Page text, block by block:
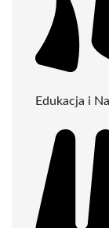
Edukacja i